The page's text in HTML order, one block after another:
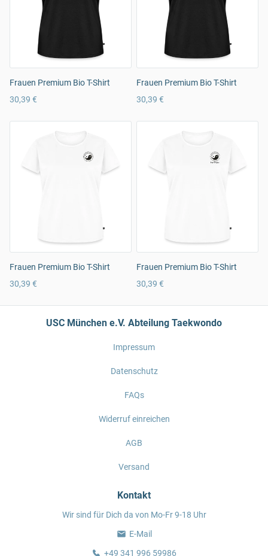
Frauen Premium Bio T-Shirt
30,39 €
Frauen Premium Bio T-Shirt
30,39 €
Frauen Premium Bio T-Shirt
30,39 €
Frauen Premium Bio T-Shirt
30,39 €
USC München e.V. Abteilung Taekwondo
Impressum
Datenschutz
FAQs
Widerruf einreichen
AGB
Versand
Kontakt
Wir sind für Dich da von Mo-Fr 9-18 Uhr
E-Mail
+49 341 996 59986